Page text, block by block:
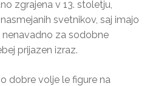
zgrajena v 13. stoletju,
svetnikov, saj imajo
nenavadno za sodobne
prijazen izraz.
dobre volje le figure na